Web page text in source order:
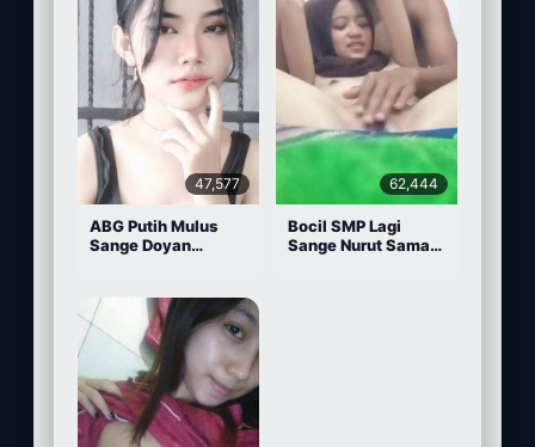
47,577
ABG Putih Mulus
Sange Doyan
62,444
Bocil SMP Lagi
Sange Nurut Sama